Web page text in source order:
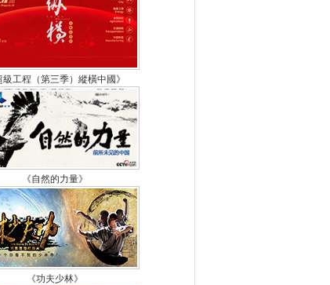
級工程（第三季）縱橫中國》
《自然的力量》
《功夫少林》